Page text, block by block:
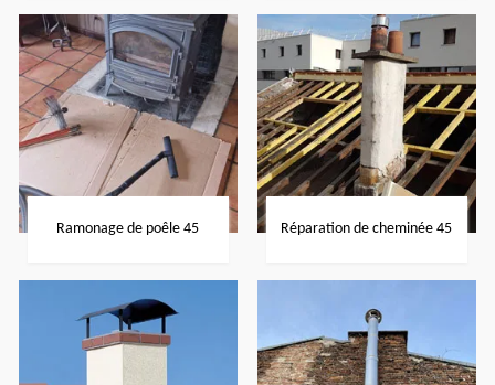
Ramonage de poêle 45 Réparation de cheminée 45